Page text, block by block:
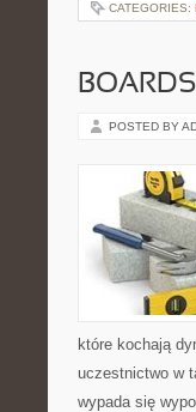
CATEGORIES:
POSTED BY
które kochają
uczestnictwo w
wypada się